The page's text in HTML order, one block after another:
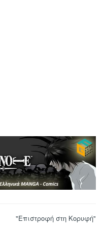
"Επιστροφή στη Κορυφή"